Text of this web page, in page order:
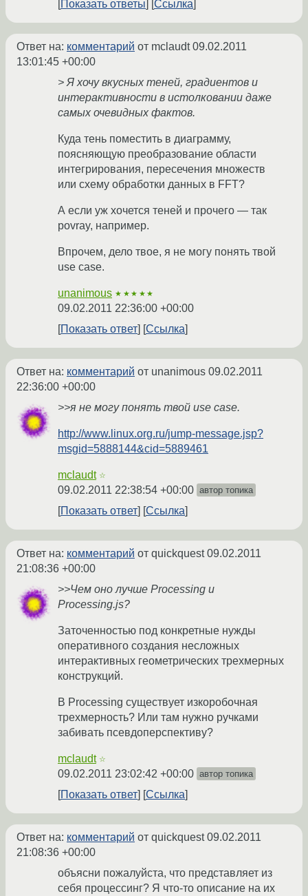
Показать ответы Ссылка
Ответ на: комментарий от mclaudt09.02.2011
13:01:45 +00:00
> Я хочу вкусных теней, градиентов и
интерактивности в истолковании даже
самых очевидных фактов.
Куда тень поместить в диаграмму,
поясняющую преобразование области
интегрирования, пересечения множеств
или схему обработки данных в FFT?
А если уж хочется теней и прочего — так
povray, например.
Впрочем, дело твое, я не могу понять твой
use case.
unanimous ★★★★★
09.02.2011 22:36:00 +00:00
Показать ответ
Ссылка
Ответ на: комментарий от unanimous 09.02.2011
22:36:00 +00:00
>>я не могу понять твой use case.
http://www.linux.org.ru/jump-message.jsp?
msgid=5888144&cid=5889461
mclaudt ☆
09.02.2011 22:38:54 +00:00 автор топика
Показать ответ Ссылка
Ответ на: комментарий от quickquest09.02.2011
21:08:36 +00:00
>>Чем оно лучше Processing и
Processing.js?
Заточенностью под конкретные нужды
оперативного создания несложных
интерактивных геометрических трехмерных
конструкций.
В Processing существует изкоробочная
трехмерность? Или там нужно ручками
забивать псевдоперспективу?
mclaudt ☆
09.02.2011 23:02:42 +00:00 автор топика
Показать ответ Ссылка
Ответ на: комментарий от quickquest09.02.2011
21:08:36 +00:00
объясни пожалуйста, что представляет из
себя процессинг? Я что-то описание на их